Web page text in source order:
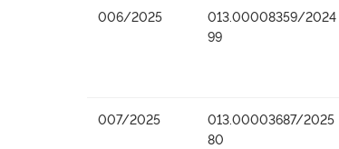
006/2025
013.00008359/2024
99
007/2025
013.00003687/2025
80